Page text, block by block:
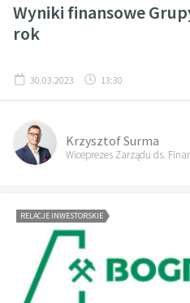
Wyniki finansowe
rok
30.03.2023 13:30
Krzysztof Surma
Wiceprezes Zarządu ds.
RELACJE INWESTORSKIE